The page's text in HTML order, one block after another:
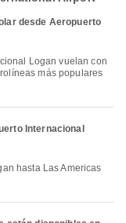
desde Aeropuerto
Logan vuelan con
más populares
Internacional